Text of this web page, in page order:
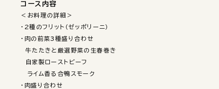
コース内容
＜お料理の詳細＞
・2種のフリット（ゼッポリーニ）
・肉の前菜3種盛り合わせ
牛たたきと厳選野菜の生春巻き
自家製ローストビーフ
ライム香る合鴨スモーク
・肉盛り合わせ